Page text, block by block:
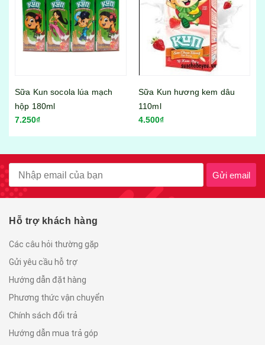
Sữa Kun socola lúa mạch
hộp 180ml
7.250₫
Sữa Kun hương kem dâu
110ml
4.500₫
Gửi email
Hỗ trợ khách hàng
Các câu hỏi thường gặp
Gửi yêu cầu hỗ trợ
Hướng dẫn đặt hàng
Phương thức vận chuyển
Chính sách đổi trả
Hướng dẫn mua trả góp